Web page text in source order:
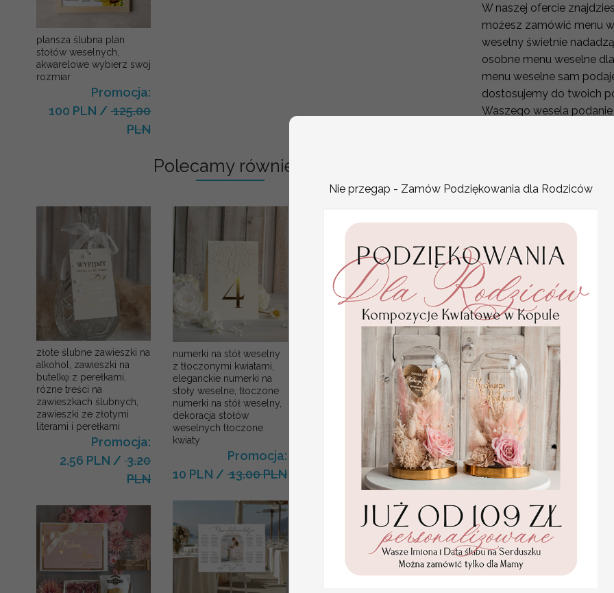
plansza ślubna plan
stołów weselnych,
akwarelowe wybierz swoj
rozmiar
Promocja:
100 PLN /125.00
PLN
Polecamy również:
złote ślubne zawieszki na
alkohol, zawieszki na
butelkę z perełkami,
rózne treści na
zawieszkach ślubnych,
zawieszki ze złotymi
literami i perełkami
Promocja:
2.56 PLN /3.20
PLN
numerki na stół weselny
z tłoczonymi kwiatami,
eleganckie numerki na
stoły weselne, tłoczone
numerki na stół weselny,
dekoracja stołów
weselnych tłoczone
kwiaty
Promocja:
10 PLN /13.00 PLN
Statuetka pamiątka
Pierwszej Komunii w
personalizowana
Pamiątka Komunijna
opakowanie na pieniądze
Promocja:
85.00 PLN / 105.00
PLN
W naszej ofercie
możesz zamówić menu
weselny świetnie
osobne menu weselne
menu weselne sam
dostosujemy do twoich
Waszego wesela
pozwala zaplanować
mamy ograniczone
powinno lub może
ułatwi gościom
niespodziankę Dobrze
napisem że o owej
niespodziankę menu
Różnorodna oferta
Sali weselnej i dekoracji
W naszej ofercie
papierze w różnych
MENU WESELNE NA STÓŁ
Menu weselne w stylu boho.
Projekt do akceptacji wysyłamy
Istnieje możliwość dopasowania
WYMIARY: ok. 11x21 cm
Usługa ekspress:
Dopłata 40% do wartości
i realizacja w 7 dni roboczych +
Nie przegap - Zamów Podziękowania dla Rodziców